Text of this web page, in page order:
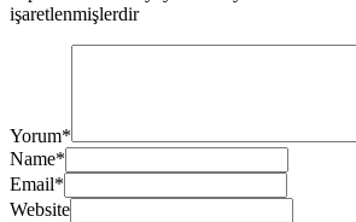
işaretlenmişlerdir
Yorum*
Name*
Email*
Website